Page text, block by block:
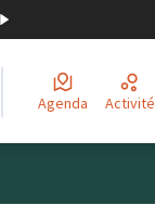
Agenda Activité